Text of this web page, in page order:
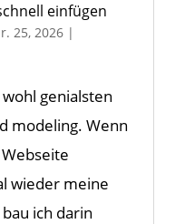
einfügen
25, 2026|
genialsten
modeling. Wenn
wieder meine
ich darin